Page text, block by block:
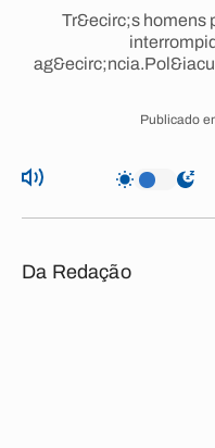
Tr&ecirc;s homens
Publicado
Da Redação